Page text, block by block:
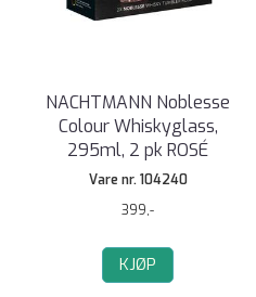
NACHTMANN Noblesse
Colour Whiskyglass,
295ml, 2 pk ROSÉ
Vare nr. 104240
399,-
KJØP